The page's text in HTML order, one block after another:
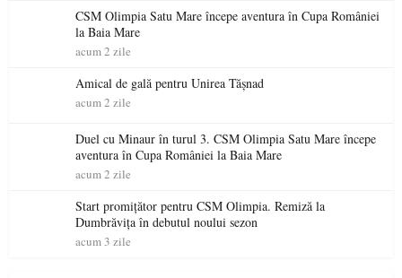
CSM Olimpia Satu Mare începe aventura în Cupa României
la Baia Mare
acum 2 zile
Amical de gală pentru Unirea Tășnad
acum 2 zile
Duel cu Minaur în turul 3. CSM Olimpia Satu Mare începe
aventura în Cupa României la Baia Mare
acum 2 zile
Start promițător pentru CSM Olimpia. Remiză la
Dumbrăvița în debutul noului sezon
acum 3 zile